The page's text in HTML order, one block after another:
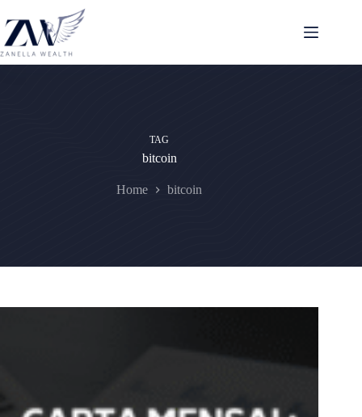
para
conteúdo
TAG
bitcoin
Home bitcoin